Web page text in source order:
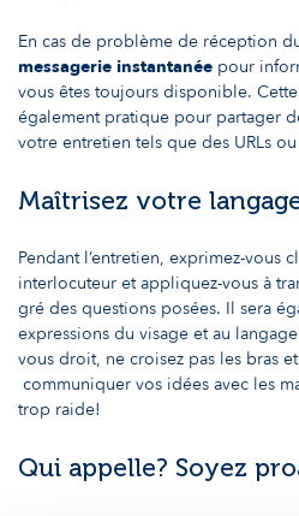
En cas de problème de réception
messagerie instantanée pour
vous êtes toujours disponible.
également pratique pour partager
votre entretien tels que des URLs
Maîtrisez votre
Pendant l’entretien, exprimez-vous
interlocuteur et appliquez-vous à
gré des questions posées. Il sera
expressions du visage et au
vous droit, ne croisez pas les bras et
communiquer vos idées avec les
trop raide!
Qui appelle? Soyez